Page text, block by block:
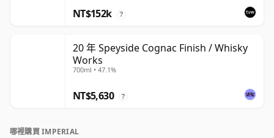
NT$152k ?
20 年 Speyside Cognac Finish / Whisky
Works
700ml • 47.1%
NT$5,630 ?
哪裡購買 IMPERIAL